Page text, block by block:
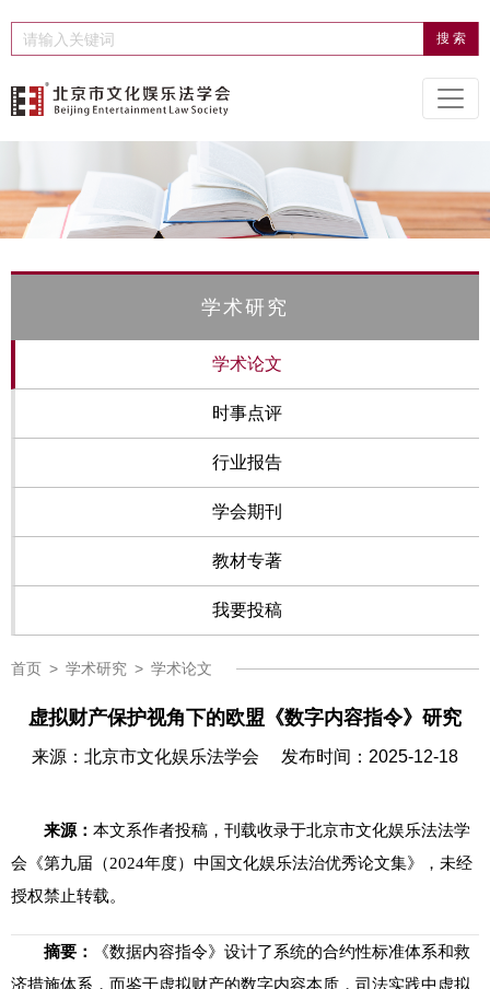
学术研究
学术论文
时事点评
行业报告
学会期刊
教材专著
我要投稿
首页 > 学术研究 > 学术论文